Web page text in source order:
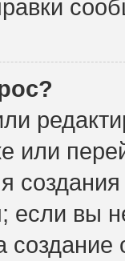
или
если вы